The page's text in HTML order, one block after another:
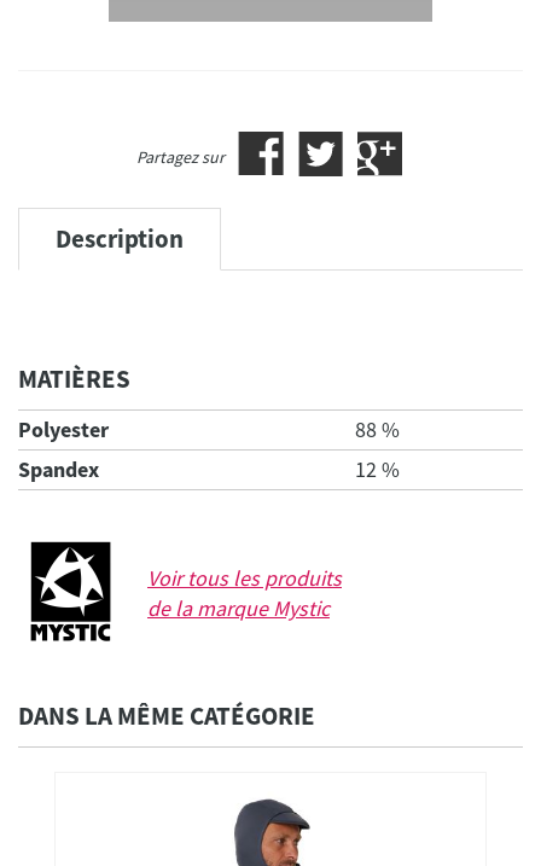
Partagez sur
Description
MATIÈRES
Polyester
88 %
Spandex
12 %
Voir tous les produits
de la marqueMystic
DANS LA MÊME CATÉGORIE